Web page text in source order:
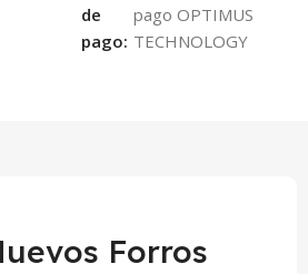
de
pago:
Forros